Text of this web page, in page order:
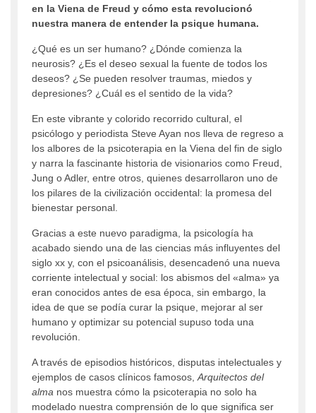
en la Viena de Freud y cómo esta revolucionó
nuestra manera de entender la psique humana.
¿Qué es un ser humano? ¿Dónde comienza la
neurosis? ¿Es el deseo sexual la fuente de todos los
deseos? ¿Se pueden resolver traumas, miedos y
depresiones? ¿Cuál es el sentido de la vida?
En este vibrante y colorido recorrido cultural, el
psicólogo y periodista Steve Ayan nos lleva de regreso a
los albores de la psicoterapia en la Viena del fin de siglo
y narra la fascinante historia de visionarios como Freud,
Jung o Adler, entre otros, quienes desarrollaron uno de
los pilares de la civilización occidental: la promesa del
bienestar personal.
Gracias a este nuevo paradigma, la psicología ha
acabado siendo una de las ciencias más influyentes del
siglo xx y, con el psicoanálisis, desencadenó una nueva
corriente intelectual y social: los abismos del «alma» ya
eran conocidos antes de esa época, sin embargo, la
idea de que se podía curar la psique, mejorar al ser
humano y optimizar su potencial supuso toda una
revolución.
A través de episodios históricos, disputas intelectuales y
ejemplos de casos clínicos famosos, Arquitectos del
alma nos muestra cómo la psicoterapia no solo ha
modelado nuestra comprensión de lo que significa ser